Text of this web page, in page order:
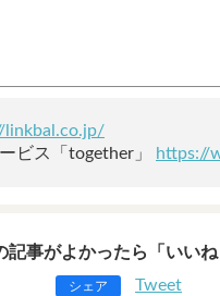
linkbal.co.jp/
ビス「together」
https://
記事がよかったら「いい
シェア Tweet